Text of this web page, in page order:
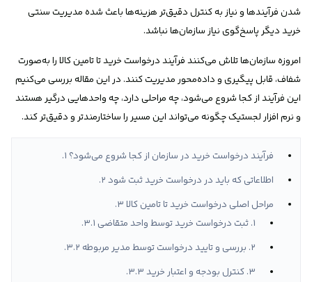
شدن فرآیندها و نیاز به کنترل دقیق‌تر هزینه‌ها باعث شده مدیریت سنتی
خرید دیگر پاسخ‌گوی نیاز سازمان‌ها نباشد.
امروزه سازمان‌ها تلاش می‌کنند فرآیند درخواست خرید تا تامین کالا را به‌صورت
شفاف، قابل پیگیری و داده‌محور مدیریت کنند. در این مقاله بررسی می‌کنیم
این فرآیند از کجا شروع می‌شود، چه مراحلی دارد، چه واحدهایی درگیر هستند
و نرم افزار لجستیک چگونه می‌تواند این مسیر را ساختارمندتر و دقیق‌تر کند.
فرآیند درخواست خرید در سازمان از کجا شروع می‌شود؟
اطلاعاتی که باید در درخواست خرید ثبت شود
مراحل اصلی درخواست خرید تا تامین کالا
۱. ثبت درخواست خرید توسط واحد متقاضی
۲. بررسی و تایید درخواست توسط مدیر مربوطه
۳. کنترل بودجه و اعتبار خرید